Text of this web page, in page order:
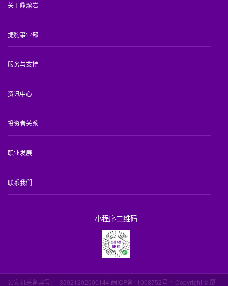
关于鼎熔岩
捷豹事业部
服务与支持
资讯中心
投资者关系
职业发展
联系我们
小程序二维码
公安机关备案号： 35021202000144 闽ICP备11008752号-1 Copyright © 厦